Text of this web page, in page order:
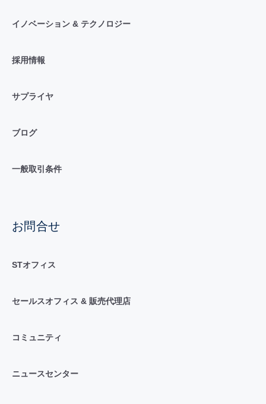
イノベーション & テクノロジー
採用情報
サプライヤ
ブログ
一般取引条件
お問合せ
STオフィス
セールスオフィス & 販売代理店
コミュニティ
ニュースセンター